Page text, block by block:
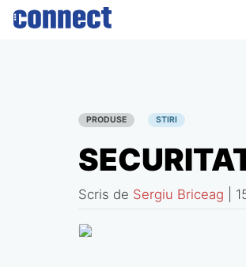
Skip
PRODUSE STIRI
Scris de Sergiu Briceag